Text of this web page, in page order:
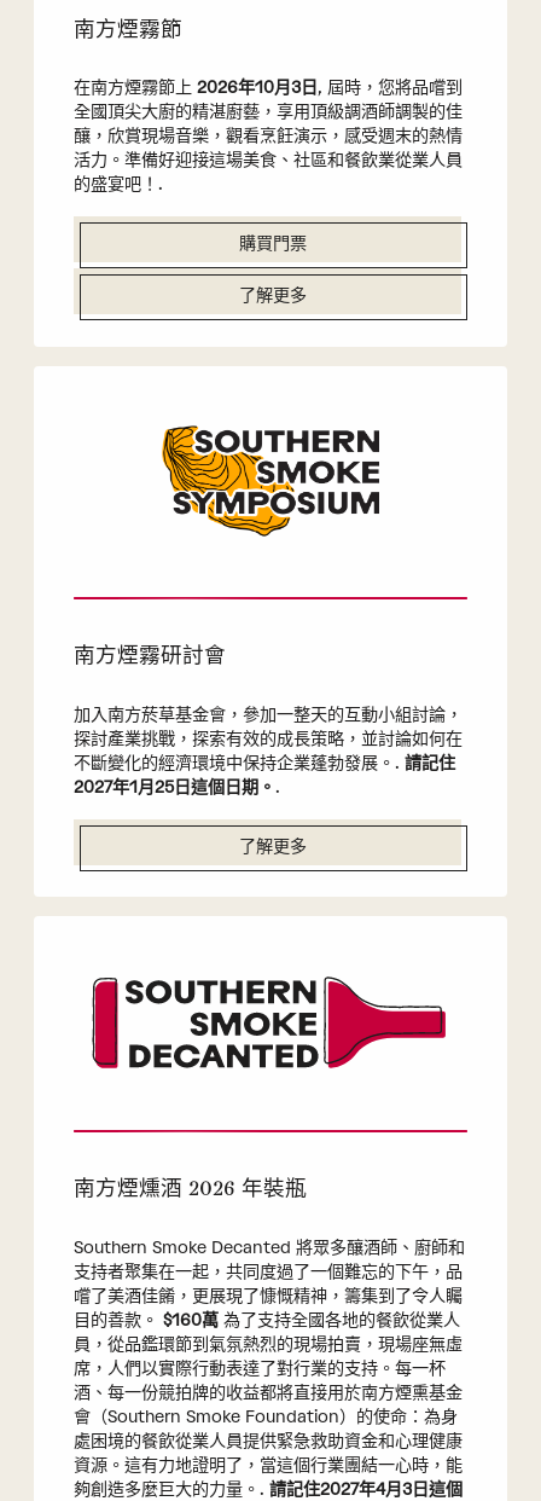
南方煙霧節
在南方煙霧節上 2026年10月3日 , 屆時，您將品嚐到
全國頂尖大廚的精湛廚藝，享用頂級調酒師調製的佳
釀，欣賞現場音樂，觀看烹飪演示，感受週末的熱情
活力。準備好迎接這場美食、社區和餐飲業從業人員
的盛宴吧！.
購買門票
了解更多
南方煙霧研討會
加入南方菸草基金會，參加一整天的互動小組討論，
探討產業挑戰，探索有效的成長策略，並討論如何在
不斷變化的經濟環境中保持企業蓬勃發展。. 請記住
2027年1月25日這個日期。 .
了解更多
南方煙燻酒 2026 年裝瓶
Southern Smoke Decanted 將眾多釀酒師、廚師和
支持者聚集在一起，共同度過了一個難忘的下午，品
嚐了美酒佳餚，更展現了慷慨精神，籌集到了令人矚
目的善款。 $160萬為了支持全國各地的餐飲從業人
員，從品鑑環節到氣氛熱烈的現場拍賣，現場座無虛
席，人們以實際行動表達了對行業的支持。每一杯
酒、每一份競拍牌的收益都將直接用於南方煙熏基金
會（Southern Smoke Foundation）的使命：為身
處困境的餐飲從業人員提供緊急救助資金和心理健康
資源。這有力地證明了，當這個行業團結一心時，能
夠創造多麼巨大的力量。. 請記住2027年4月3日這個